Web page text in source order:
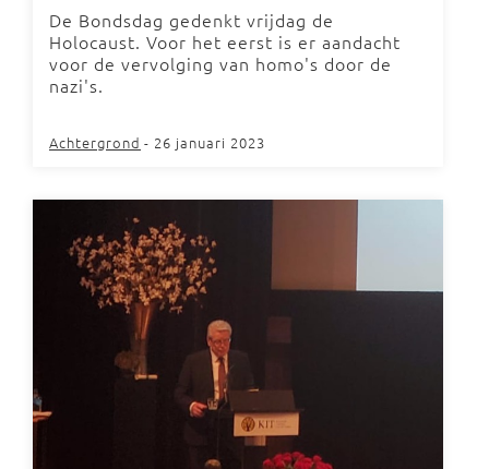
De Bondsdag gedenkt vrijdag de
Holocaust. Voor het eerst is er aandacht
voor de vervolging van homo's door de
nazi's.
Achtergrond - 26 januari 2023